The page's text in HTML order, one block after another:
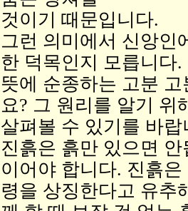
것이기 때문입니다.
그런 의미에서 신앙인
한 덕목인지 모릅니다
뜻에 순종하는 고분
요? 그 원리를 알기 위
살펴볼 수 있기를 바랍
진흙은 흙만 있으면
이어야 합니다. 진흙
령을 상징한다고 유추